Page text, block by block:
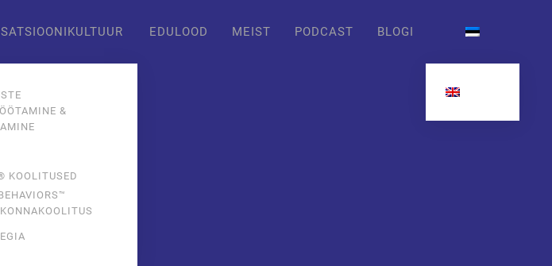
&
KOOLITUSED
EDULOOD MEIST PODCAST BLOGI